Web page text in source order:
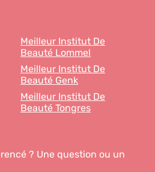
Meilleur Institut De
Beauté Lommel
Meilleur Institut De
Beauté Genk
Meilleur Institut De
Beauté Tongres
? Une question ou un